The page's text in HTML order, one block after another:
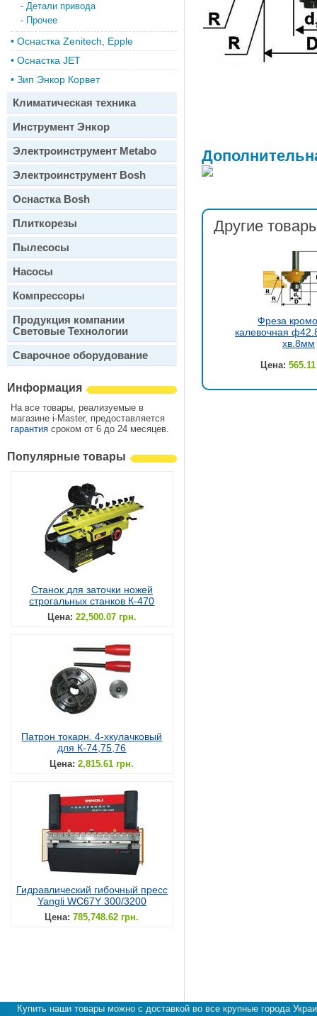
- Детали привода
- Прочее
• Оснастка Zenitech, Epple
• Оснастка JET
• Зип Энкор Корвет
Климатическая техника
Инструмент Энкор
Электроинструмент Metabo
Электроинструмент Bosh
Оснастка Bosh
Плиткорезы
Пылесосы
Насосы
Компрессоры
Продукция компании
Световые Технологии
Сварочное оборудование
Информация
На все товары, реализуемые в
магазине i-Master, предоставляется
гарантия сроком от 6 до 24 месяцев.
Популярные товары
Станок для заточки ножей
строгальных станков К-470
Цена: 22,500.07 грн.
Патрон токарн. 4-хкулачковый
для К-74,75,76
Цена: 2,815.61 грн.
Гидравлический гибочный пресс
Yangli WC67Y 300/3200
Цена: 785,748.62 грн.
Другие
Фреза
калевочная
хв.8мм
Цена:
Купить наши товары можно с доставкой во все крупные города